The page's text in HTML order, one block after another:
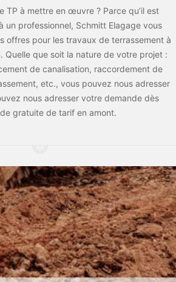
TP à mettre en œuvre ? Parce qu’il est
un professionnel, Schmitt Elagage vous
offres pour les travaux de terrassement à
Quelle que soit la nature de votre projet :
de canalisation, raccordement de
etc., vous pouvez nous adresser
nous adresser votre demande dès
gratuite de tarif en amont.